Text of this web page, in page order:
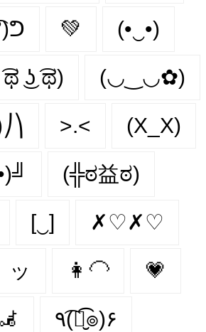
💚 (•‿•)
͡ಥ ͜ʖ ͡ಥ) (◡‿◡✿)
>.< (X_X)
(╬ಠ益ಠ)
[‿] ✗♡✗♡
ッ 👩‍🦲 💗
٩(͡๏̮͡๏)۶